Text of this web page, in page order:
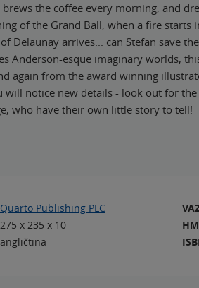
the coffee every morning, and
of the Grand Ball, when a fire starts
Delaunay arrives... can Stefan save
Anderson-esque imaginary worlds,
again from the award winning
will notice new details - look out for the
who have their own little story to tell!
Quarto Publishing PLC
275 x 235 x 10
angličtina